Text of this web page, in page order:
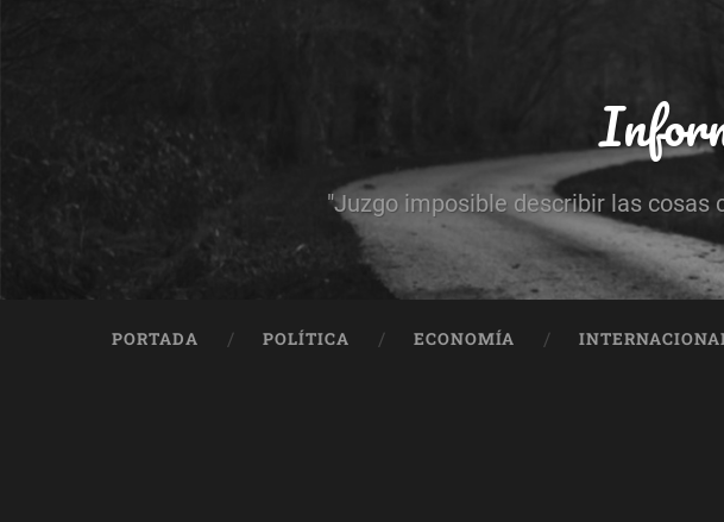
"Juzgo imposible describir las cosas
PORTADA POLÍTICA ECONOMÍA